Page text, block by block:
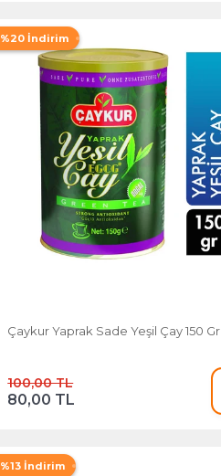
%20 İndirim
Çaykur Yaprak Sade Yeşil Çay 150 Gr
100,00 TL
80,00 TL
%13 İndirim